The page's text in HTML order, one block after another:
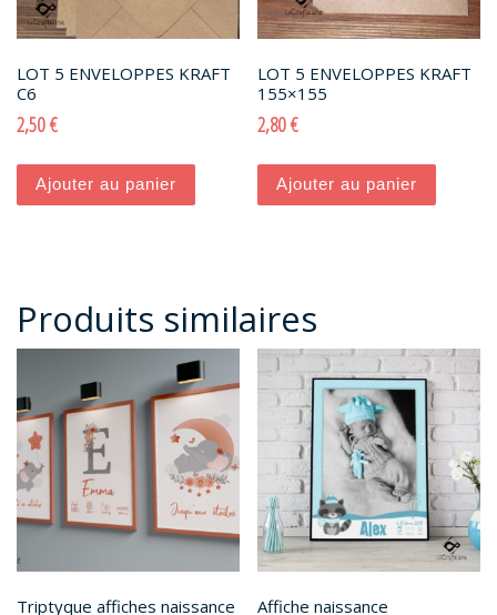
LOT 5 ENVELOPPES KRAFT
C6
2,50€
Ajouter au panier
LOT 5 ENVELOPPES KRAFT
155×155
2,80€
Ajouter au panier
Produits similaires
Triptyque affiches naissance
Affiche naissance